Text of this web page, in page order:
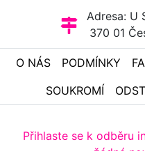
Adresa: U
370 01
O NÁS PODMÍNKY
SOUKROMÍ
Přihlaste se k odběru